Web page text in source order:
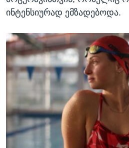
ინტენსიურად ემზადებოდა.